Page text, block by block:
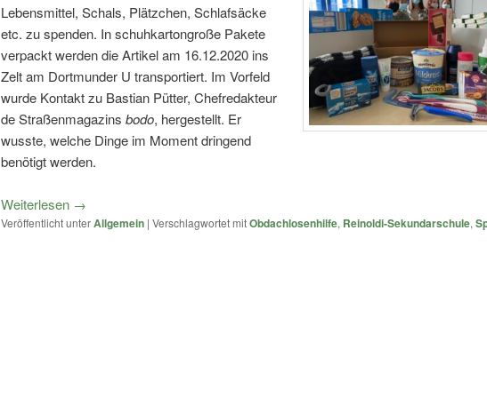
Lebensmittel, Schals, Plätzchen, Schlafsäcke
etc. zu spenden. In schuhkartongroße Pakete
verpackt werden die Artikel am 16.12.2020 ins
Zelt am Dortmunder U transportiert. Im Vorfeld
wurde Kontakt zu Bastian Pütter, Chefredakteur
de Straßenmagazins bodo, hergestellt. Er
wusste, welche Dinge im Moment dringend
benötigt werden.
Weiterlesen →
Veröffentlicht unterAllgemein | Verschlagwortet mitObdachlosenhilfe, Reinoldi-Sekundarschule,